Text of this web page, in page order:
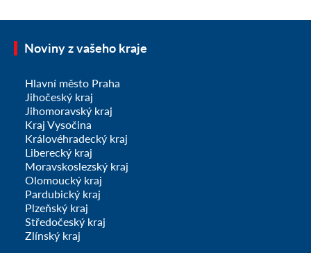
Noviny z vašeho kraje
Hlavní město Praha
Jihočeský kraj
Jihomoravský kraj
Kraj Vysočina
Královéhradecký kraj
Liberecký kraj
Moravskoslezský kraj
Olomoucký kraj
Pardubický kraj
Plzeňský kraj
Středočeský kraj
Zlínský kraj